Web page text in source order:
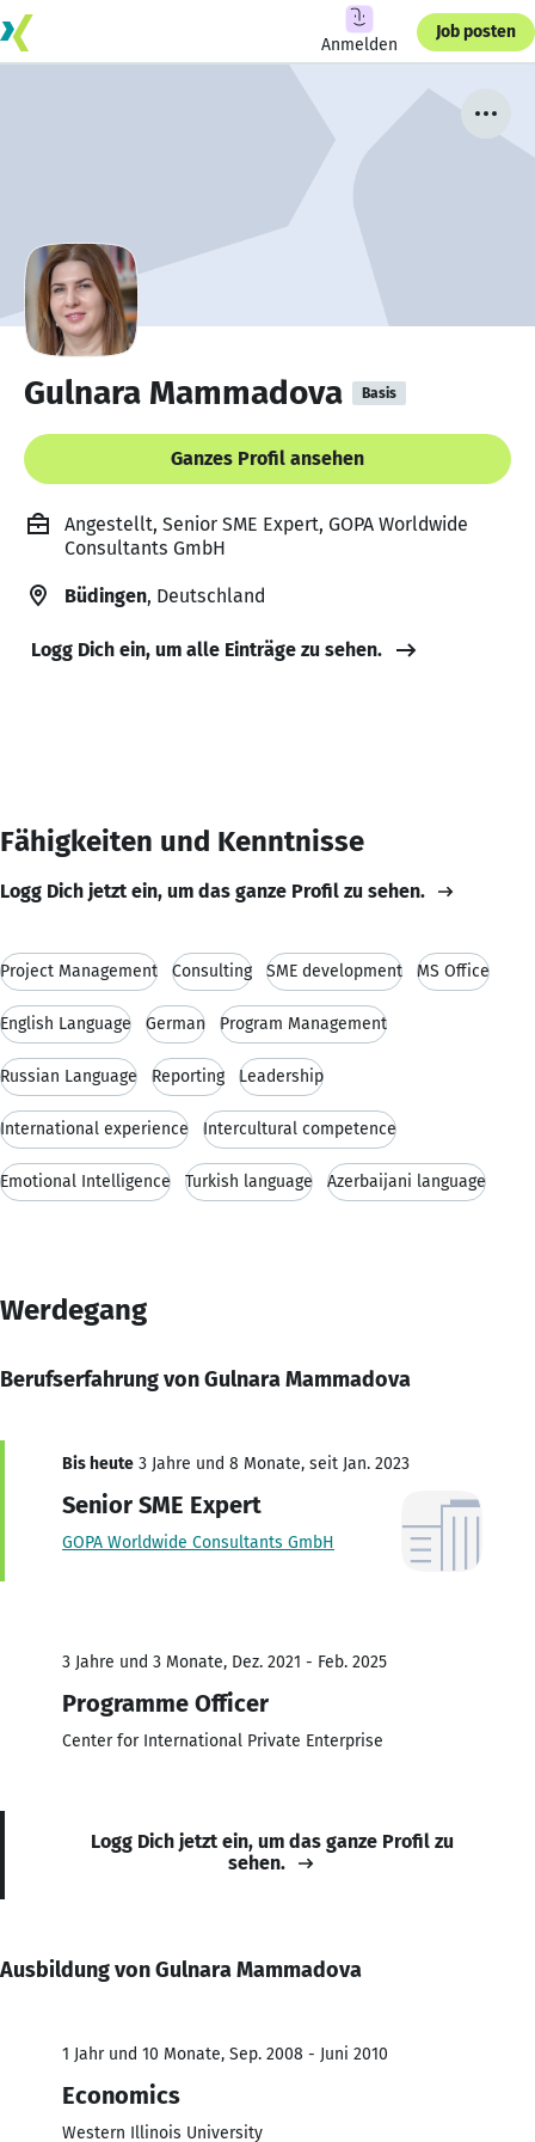
Anmelden
Job posten
Gulnara Mammadova Basis
Ganzes Profil ansehen
Angestellt, Senior SME Expert, GOPA Worldwide
Consultants GmbH
Büdingen, Deutschland
Logg Dich ein, um alle Einträge zu sehen.
Fähigkeiten und Kenntnisse
Logg Dich jetzt ein, um das ganze Profil zu sehen.
Project Management Consulting SME development MS Office
English Language German Program Management
Russian Language Reporting Leadership
International experience Intercultural competence
Emotional Intelligence Turkish language Azerbaijani language
Werdegang
Berufserfahrung von Gulnara Mammadova
Bis heute 3 Jahre und 8 Monate, seit Jan. 2023
Senior SME Expert
GOPA Worldwide Consultants GmbH
3 Jahre und 3 Monate, Dez. 2021 - Feb. 2025
Programme Officer
Center for International Private Enterprise
Logg Dich jetzt ein, um das ganze Profil zu
sehen.
Ausbildung von Gulnara Mammadova
1 Jahr und 10 Monate, Sep. 2008 - Juni 2010
Economics
Western Illinois University